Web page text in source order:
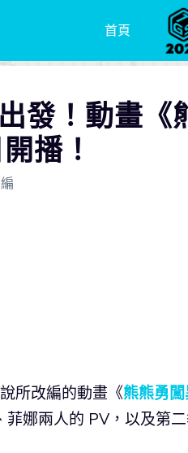
首頁
發！動畫《
播！
所改編的動畫《熊熊勇
娜兩人的 PV，以及第